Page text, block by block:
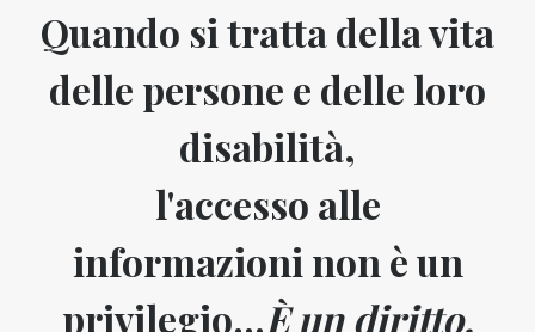
Quando si tratta della vita
delle persone e delle loro
disabilità,
l'accesso alle
informazioni non è un
privilegio...È un diritto.